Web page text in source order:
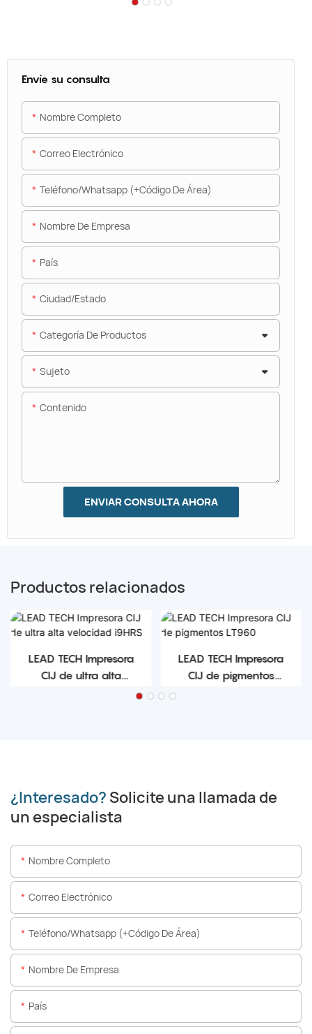
Envíe su consulta
Nombre Completo
Correo Electrónico
Teléfono/whatsapp (+código De Área)
Nombre De Empresa
País
Ciudad/estado
Categoría De Productos
Sujeto
Contenido
ENVIAR CONSULTA AHORA
Productos relacionados
LEAD TECH Impresora
CIJ de ultra alta
LEAD TECH Impresora
CIJ de pigmentos
¿Interesado? Solicite una llamada de
un especialista
Nombre Completo
Correo Electrónico
Teléfono/whatsapp (+código De Área)
Nombre De Empresa
País